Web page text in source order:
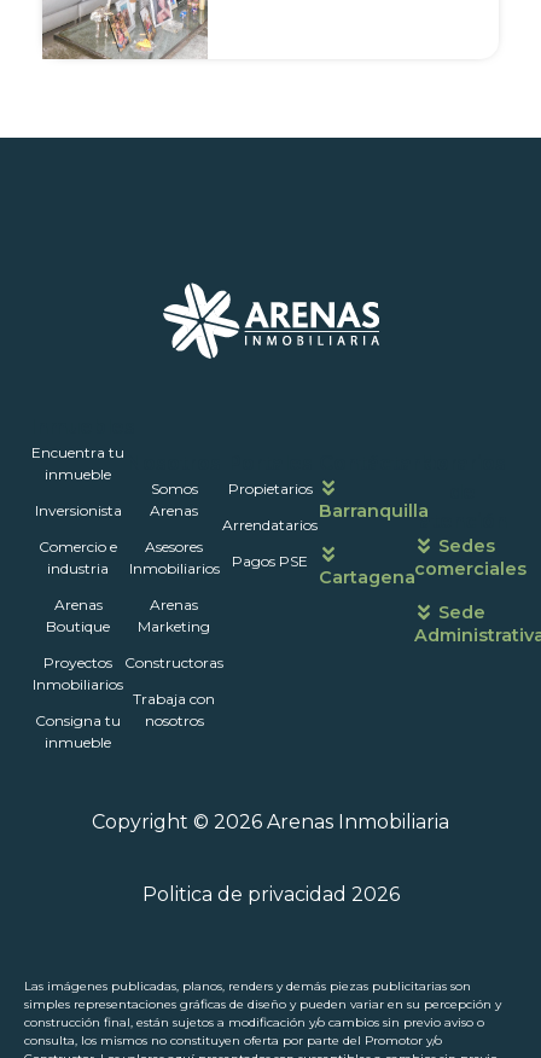
Encuentra tu
inmueble
Inversionista
Comercio e
industria
Arenas
Boutique
Proyectos
Inmobiliarios
Consigna tu
inmueble
Somos
Arenas
Asesores
Inmobiliarios
Arenas
Marketing
Constructoras
Trabaja con
nosotros
Propietarios
Arrendatarios
Pagos PSE
Barranquilla
Cartagena
atención
Sedes
comerciales
Sede
Copyright © 2026 Arenas Inmobiliaria
Politica de privacidad 2026
Las imágenes publicadas, planos, renders y demás piezas publicitarias son
simples representaciones gráficas de diseño y pueden variar en su percepción y
construcción final, están sujetos a modificación y/o cambios sin previo aviso o
consulta, los mismos no constituyen oferta por parte del Promotor y/o